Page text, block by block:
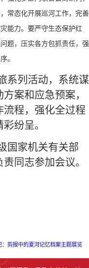
常态化开展巡河工作，完善
能力。要严守生态保护红
题，压实各方包抓责任，强
。
系列活动，系统谋
案和应急预案，
程，强化全过程
纷呈。
国家机关有关部
同志参加会议。
剪报中的夏河记忆档案主题展览